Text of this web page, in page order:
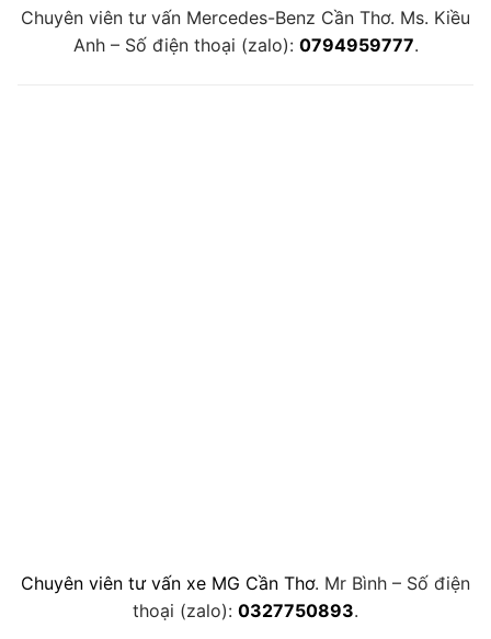
Chuyên viên tư vấn Mercedes-Benz Cần Thơ. Ms. Kiều
Anh – Số điện thoại (zalo): 0794959777.
Chuyên viên tư vấn xe MG Cần Thơ. Mr Bình – Số điện
thoại (zalo): 0327750893.